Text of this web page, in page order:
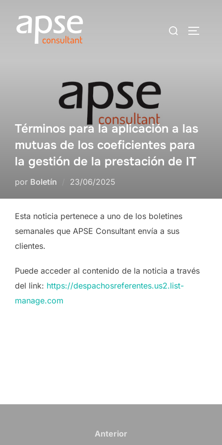
contenido
Buscar:
Términos para la aplicación a las
mutuas de los coeficientes para
la gestión de la prestación de IT
por Boletín
Publicado
23/06/2025
Esta noticia pertenece a uno de los boletines
semanales que APSE Consultant envía a sus
clientes.
Puede acceder al contenido de la noticia a través
del link: https://despachosreferentes.us2.list-
manage.com
Anterior
Anterior